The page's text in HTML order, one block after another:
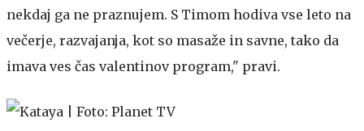
nekdaj ga ne praznujem. S Timom hodiva vse leto na
večerje, razvajanja, kot so masaže in savne, tako da
imava ves čas valentinov program," pravi.